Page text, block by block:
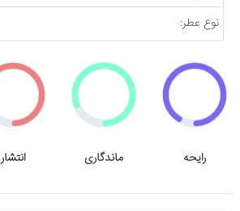
نوع عطر:
رایحه ماندگاری انتشار